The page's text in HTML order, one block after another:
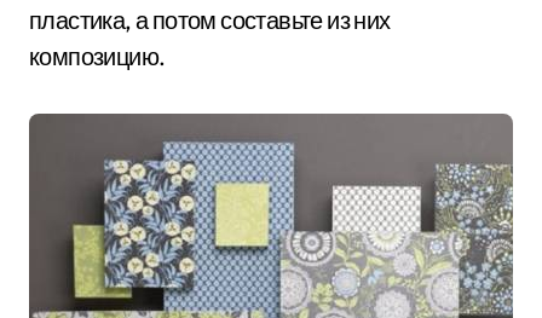
пластика, а потом составьте из них
композицию.